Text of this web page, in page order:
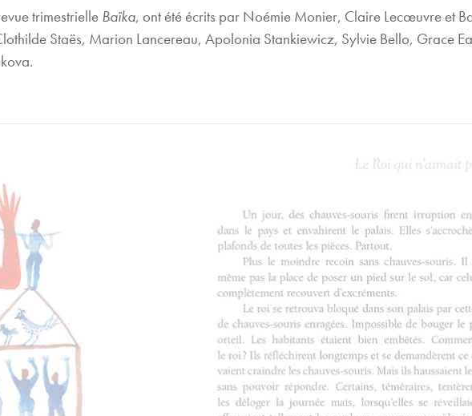
trimestrielle Baïka, ont été écrits par Noémie Monier, Claire Lecœuvre et
Staës, Marion Lancereau, Apolonia Stankiewicz, Sylvie Bello, Grace